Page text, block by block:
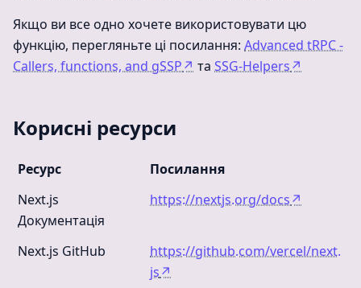
Якщо ви все одно хочете використовувати цю
функцію, перегляньте ці посилання: Advanced tRPC -
Callers, functions, and gSSP↗ та SSG-Helpers↗
Корисні ресурси
Ресурс
Посилання
Next.js
Документація
https://nextjs.org/docs↗
Next.js GitHub
https://github.com/vercel/next.
js↗